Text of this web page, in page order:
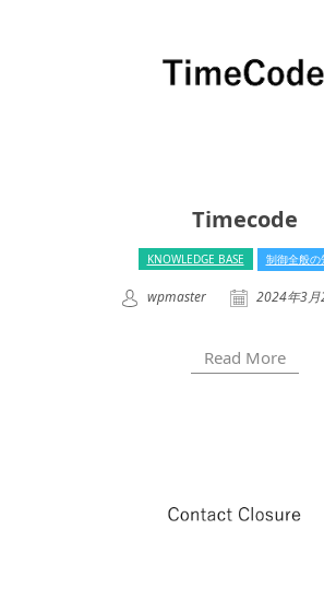
Timecode
KNOWLEDGE BASE 制御全般の
wpmaster 2024年3月
Read More